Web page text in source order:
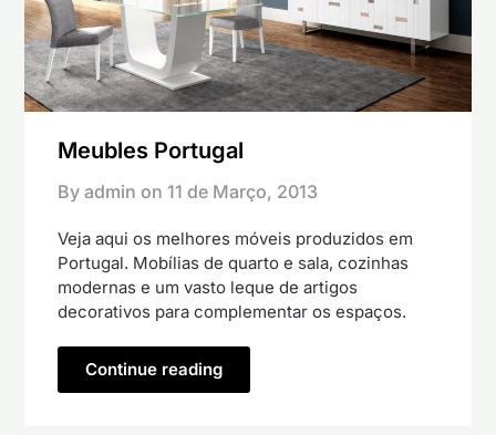
Meubles Portugal
By admin on 11 de Março, 2013
Veja aqui os melhores móveis produzidos em
Portugal. Mobílias de quarto e sala, cozinhas
modernas e um vasto leque de artigos
decorativos para complementar os espaços.
Continue reading